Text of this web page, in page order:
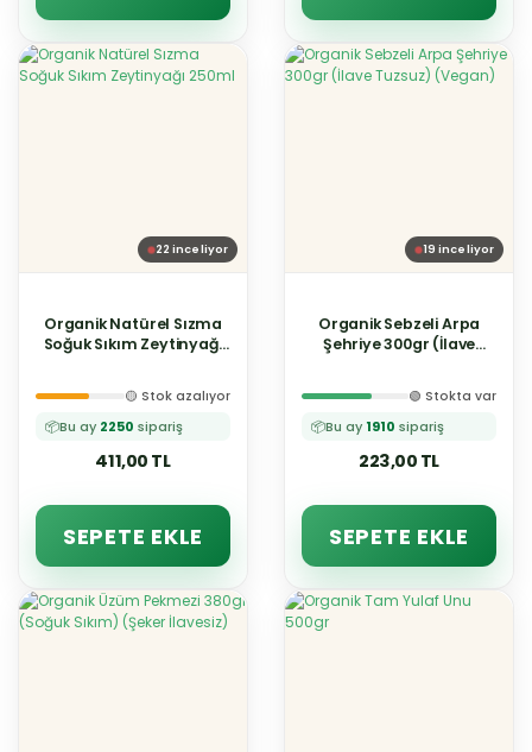
22 inceliyor
Organik Natürel Sızma
Soğuk Sıkım Zeytinyağı
📦Bu ay 2250 sipariş
411,00 TL
🟡 Stok azalıyor
SEPETE EKLE
19 inceliyor
Organik Sebzeli Arpa
Şehriye 300gr (İlave
📦Bu ay 1910 sipariş
223,00 TL
🟢 Stokta var
SEPETE EKLE